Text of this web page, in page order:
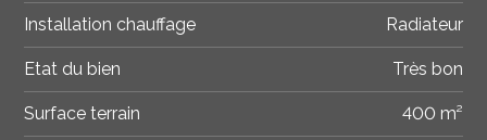
Installation chauffage Radiateur
Etat du bien Très bon
Surface terrain 400 m²